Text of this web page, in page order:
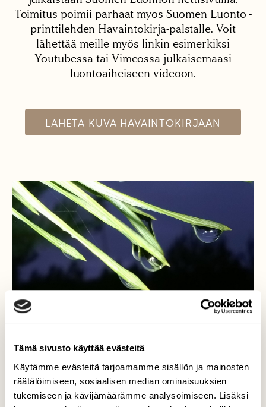
Tämä sivusto käyttää evästeitä
Käytämme evästeitä tarjoamamme sisällön ja mainosten
räätälöimiseen, sosiaalisen median ominaisuuksien
tukemiseen ja kävijämäärämme analysoimiseen. Lisäksi
Toimitus poimii parhaat myös Suomen Luonto -
printtilehden Havaintokirja-palstalle. Voit
lähettää meille myös linkin esimerkiksi
Youtubessa tai Vimeossa julkaisemaasi
luontoaiheiseen videoon.
LÄHETÄ KUVA HAVAINTOKIRJAAN
Itsenäisyyspäivän pisaroita!